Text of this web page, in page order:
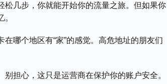
几步，你就能开始你的流量之旅。但如果你
哪个地区有“家”的感觉。高危地址的朋友们
担心，这只是运营商在保护你的账户安全。